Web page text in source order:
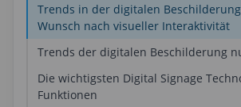
Trends in der digitalen
Wunsch nach visueller Interaktivität
Trends der digitalen Beschilderung
Die wichtigsten Digital Signage
Funktionen